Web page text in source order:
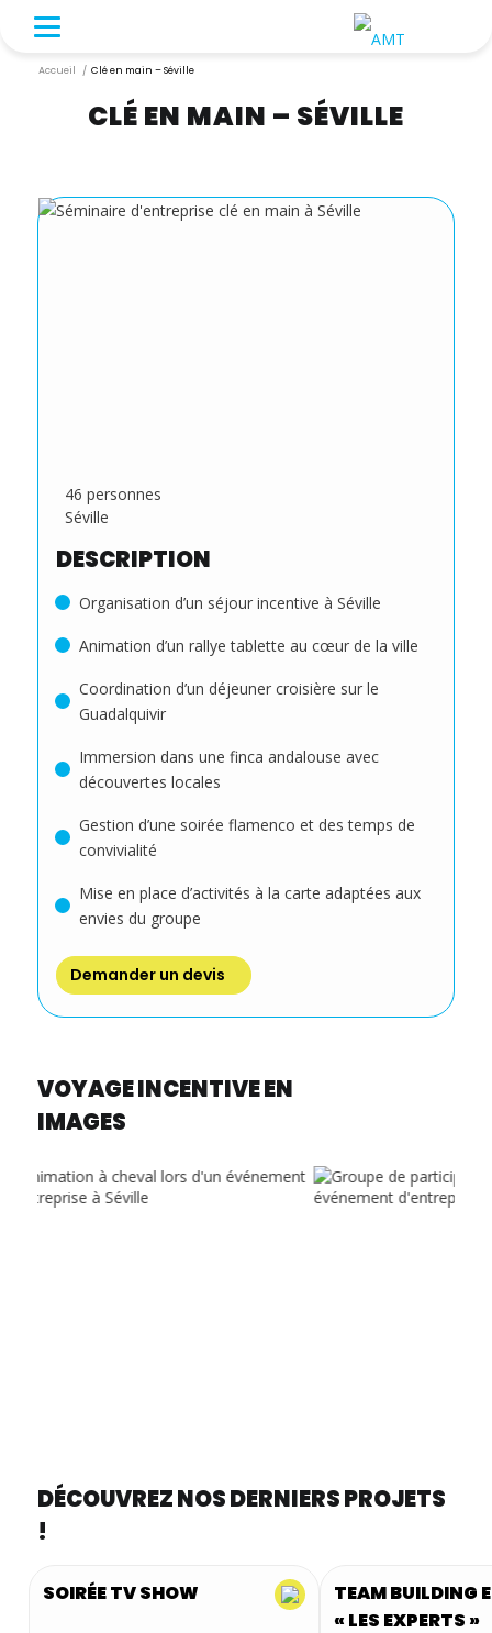
Accueil / Clé en main – Séville
CLÉ EN MAIN – SÉVILLE
46 personnes
Séville
DESCRIPTION
Organisation d’un séjour incentive à Séville
Animation d’un rallye tablette au cœur de la ville
Coordination d’un déjeuner croisière sur le
Guadalquivir
Immersion dans une finca andalouse avec
découvertes locales
Gestion d’une soirée flamenco et des temps de
convivialité
Mise en place d’activités à la carte adaptées aux
envies du groupe
Demander un devis
VOYAGE INCENTIVE EN
IMAGES
DÉCOUVREZ NOS DERNIERS PROJETS
!
SOIRÉE TV SHOW
TEAM BUILDING
« LES EXPERTS »